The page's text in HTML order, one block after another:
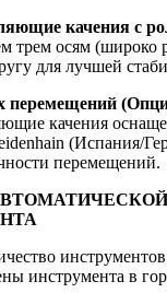
качения с
трем осям
для лучшей
перемещений
качения
(Испания/
перемещений.
инструмента в